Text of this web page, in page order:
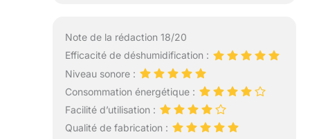
Note de la rédaction 18/20
Efficacité de déshumidification :
Niveau sonore :
Consommation énergétique :
Facilité d’utilisation :
Qualité de fabrication :